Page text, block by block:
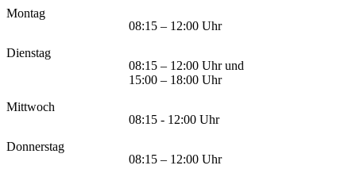
Montag
08:15 – 12:00 Uhr
Dienstag
08:15 – 12:00 Uhr und
15:00 – 18:00 Uhr
Mittwoch
08:15 - 12:00 Uhr
Donnerstag
08:15 – 12:00 Uhr